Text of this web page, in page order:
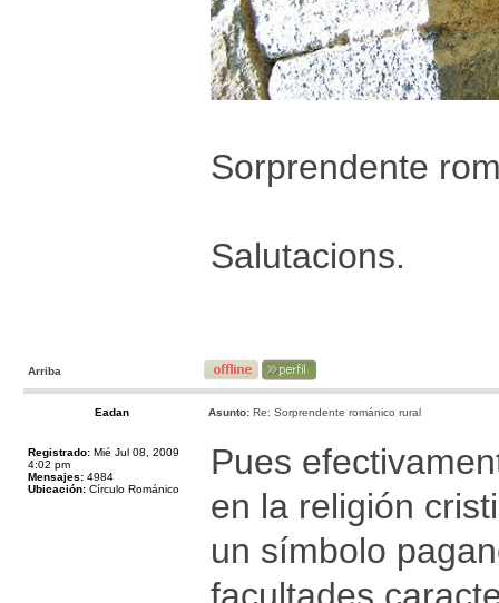
Sorprendente
Salutacions.
Arriba
Eadan Asunto: Re: Sorprendente románico rural
Registrado: Mié Jul 08, 2009
4:02 pm
Mensajes: 4984
Ubicación: Círculo Románico
Pues
en la religión
un símbolo